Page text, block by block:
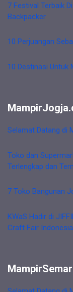
7 Festival Terbaik
Backpacker
10 Perjuangan
10 Destinasi Untuk
Selamat Datang di
Toko dan
Terlengkap dan
7 Toko Bangunan
KWaS Hadir di
Craft Fair